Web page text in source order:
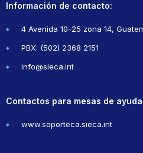
Información de contacto:
4 Avenida 10-25 zona 14,
PBX: (502) 2368 2151
info@sieca.int
Contactos para mesas de
www.soporteca.sieca.int